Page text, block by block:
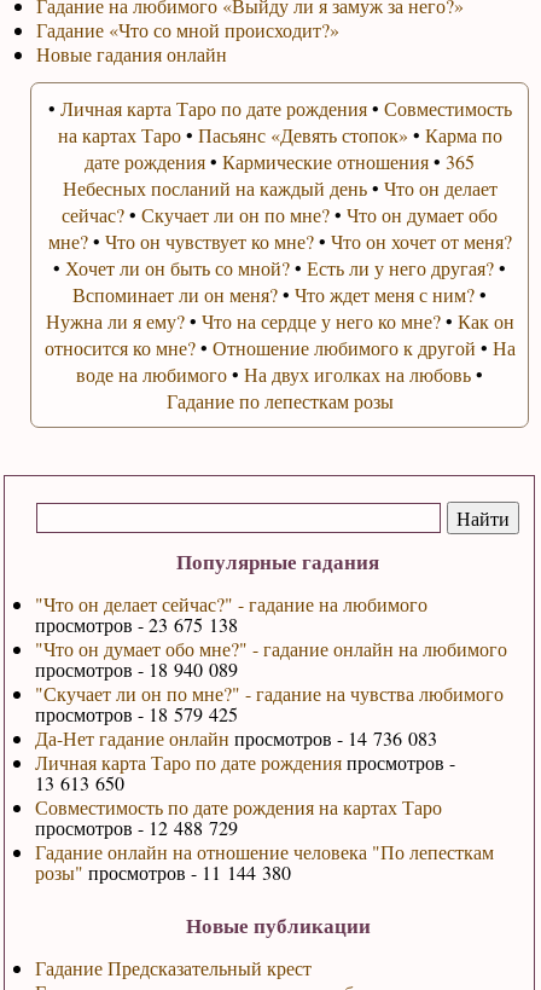
Популярные гадания
"Что он делает сейчас?" - гадание на любимого
просмотров - 23 675 138
"Что он думает обо мне?" - гадание онлайн на любимого
просмотров - 18 940 089
"Скучает ли он по мне?" - гадание на чувства любимого
просмотров - 18 579 425
Да-Нет гадание онлайн просмотров - 14 736 083
Личная карта Таро по дате рожденияпросмотров -
13 613 650
Совместимость по дате рождения на картах Таро
просмотров - 12 488 729
Гадание онлайн на отношение человека "По лепесткам
розы" просмотров - 11 144 380
Новые публикации
Гадание Предсказательный крест
Гадание «Что со мной происходит?»
Новые гадания онлайн
• Личная карта Таро по дате рождения• Совместимость
на картах Таро• Пасьянс «Девять стопок» • Карма по
дате рождения•Кармические отношения•365
Небесных посланий на каждый день• Что он делает
сейчас?•Скучает ли он по мне?•Что он думает обо
мне?• Что он чувствует ко мне?• Что он хочет от меня?
• Хочет ли он быть со мной?•Есть ли у него другая?•
Вспоминает ли он меня?•Что ждет меня с ним?•
Нужна ли я ему?• Что на сердце у него ко мне?• Как он
относится ко мне?• Отношение любимого к другой • На
воде на любимого•На двух иголках на любовь•
Гадание по лепесткам розы